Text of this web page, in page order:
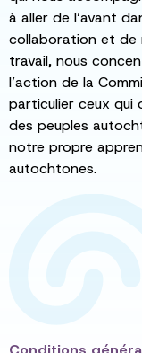
à aller de l’avant
collaboration et de
travail, nous
l’action de la
particulier ceux qui
des peuples
notre propre
autochtones.